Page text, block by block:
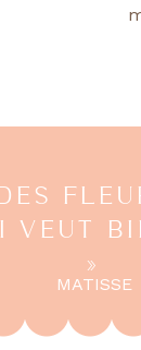
VEUT
»
MATISSE